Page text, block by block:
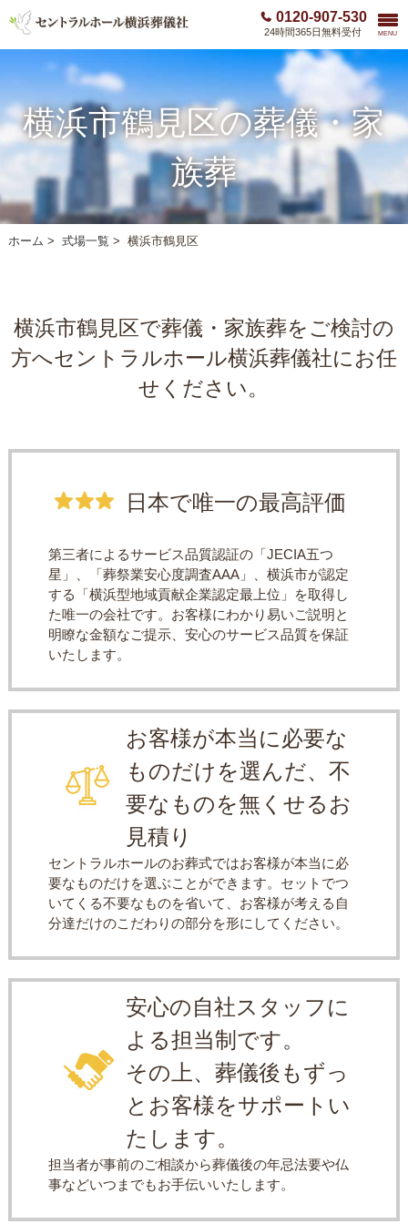
0120-907-530
24時間365日無料受付 MENU
横浜市鶴見区の葬儀・家
族葬
ホーム > 式場一覧 > 横浜市鶴見区
横浜市鶴見区で葬儀・家族葬をご検討の
方へセントラルホール横浜葬儀社にお任
せください。
日本で唯一の最高評価
第三者によるサービス品質認証の「JECIA五つ
星」、「葬祭業安心度調査AAA」、横浜市が認定
する「横浜型地域貢献企業認定最上位」を取得し
た唯一の会社です。お客様にわかり易いご説明と
明瞭な金額なご提示、安心のサービス品質を保証
いたします。
お客様が本当に必要な
ものだけを選んだ、不
要なものを無くせるお
見積り
セントラルホールのお葬式ではお客様が本当に必
要なものだけを選ぶことができます。セットでつ
いてくる不要なものを省いて、お客様が考える自
分達だけのこだわりの部分を形にしてください。
安心の自社スタッフに
よる担当制です。
その上、葬儀後もずっ
とお客様をサポートい
たします。
担当者が事前のご相談から葬儀後の年忌法要や仏
事などいつまでもお手伝いいたします。